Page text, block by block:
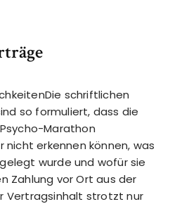
schriftlichen
so formuliert, dass die
Marathon
erkennen können, was
wurde und wofür sie
Zahlung vor Ort aus der
Vertragsinhalt strotzt nur